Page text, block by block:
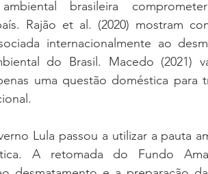
brasileira
Rajão et al. (2020) mostram
internacionalmente ao
do Brasil. Macedo (2021)
uma questão doméstica para
Lula passou a utilizar a pauta
A retomada do Fundo